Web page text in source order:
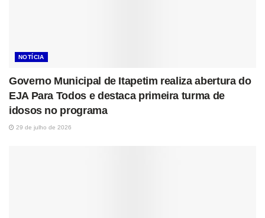
NOTÍCIA
Governo Municipal de Itapetim realiza abertura do
EJA Para Todos e destaca primeira turma de
idosos no programa
29 de julho de 2026